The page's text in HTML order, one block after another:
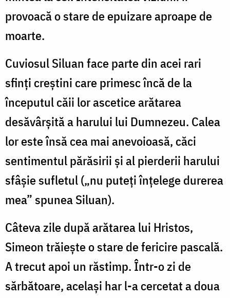
provoacă o stare de epuizare aproape de
moarte.
Cuviosul Siluan face parte din acei rari
sfinți creștini care primesc încă de la
începutul căii lor ascetice arătarea
desăvârșită a harului lui Dumnezeu. Calea
lor este însă cea mai anevoioasă, căci
sentimentul părăsirii și al pierderii harului
sfâșie sufletul („nu puteți înțelege durerea
mea” spunea Siluan).
Câteva zile după arătarea lui Hristos,
Simeon trăiește o stare de fericire pascală.
A trecut apoi un răstimp. Într-o zi de
sărbătoare, același har l-a cercetat a doua